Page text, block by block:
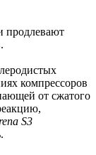
продлевают
компрессоров
от сжатого
S3